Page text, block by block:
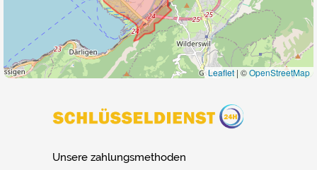
Leaflet | ©OpenStreetMap
Unsere zahlungsmethoden